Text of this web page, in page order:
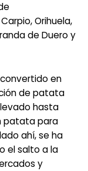
Orihuela,
de Duero y
en
de patata
hasta
patata para
ahí, se ha
el salto a la
y